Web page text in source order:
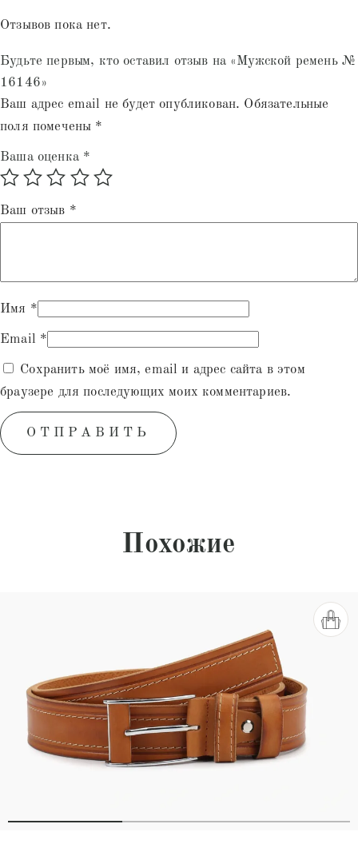
Отзывов пока нет.
Будьте первым, кто оставил отзыв на «Мужской ремень №
16146»
Ваш адрес email не будет опубликован. Обязательные
поля помечены *
Ваша оценка *
Ваш отзыв *
Имя *
Email *
Сохранить моё имя, email и адрес сайта в этом
браузере для последующих моих комментариев.
Похожие